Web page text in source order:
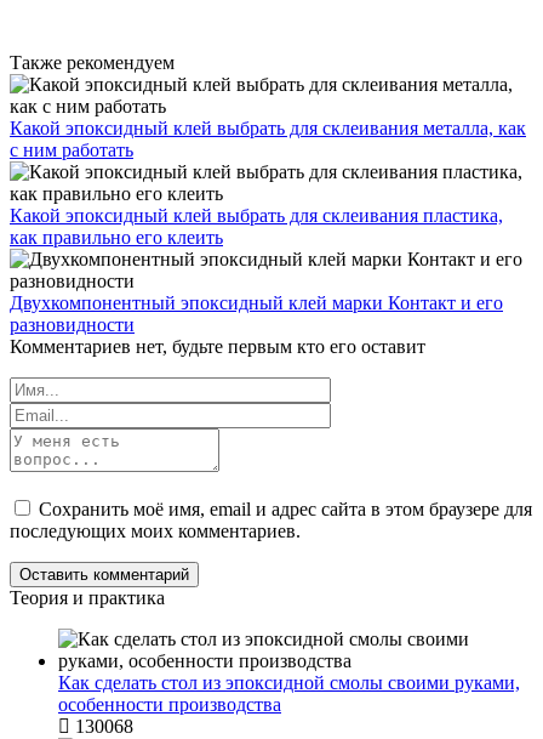
Также рекомендуем
Какой эпоксидный клей выбрать для склеивания металла, как
с ним работать
Какой эпоксидный клей выбрать для склеивания пластика,
как правильно его клеить
Двухкомпонентный эпоксидный клей марки Контакт и его
разновидности
Комментариев нет, будьте первым кто его оставит
Сохранить моё имя, email и адрес сайта в этом браузере для
последующих моих комментариев.
Теория и практика
Как сделать стол из эпоксидной смолы своими руками,
особенности производства
130068